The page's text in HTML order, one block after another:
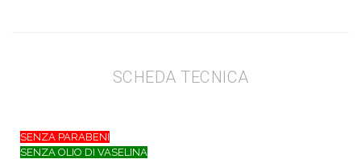
SCHEDA TECNICA
SENZA PARABENI
SENZA OLIO DI VASELINA